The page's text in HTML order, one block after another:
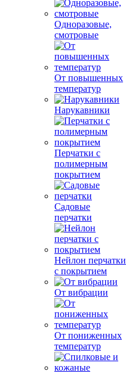
Одноразовые,
смотровые
От повышенных
температур
Нарукавники
Перчатки с
полимерным
покрытием
Садовые
перчатки
Нейлон перчатки
с покрытием
От вибрации
От пониженных
температур